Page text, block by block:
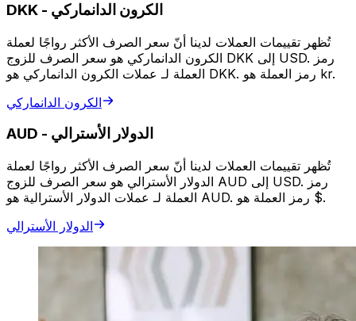
DKK - الكرون الدانماركي
تُظهر تقييمات العملات لدينا أنّ سعر الصرف الأكثر رواجًا لعملة
الكرون الدانماركي هو سعر الصرف للزوج DKK إلى USD. رمز
العملة لـ عملات الكرون الدانماركي هو DKK. رمز العملة هو kr.
الكرون الدانماركي
AUD - الدولار الأسترالي
تُظهر تقييمات العملات لدينا أنّ سعر الصرف الأكثر رواجًا لعملة
الدولار الأسترالي هو سعر الصرف للزوج AUD إلى USD. رمز
العملة لـ عملات الدولار الأسترالية هو AUD. رمز العملة هو $.
الدولار الأسترالي